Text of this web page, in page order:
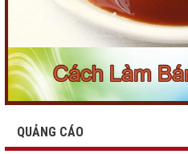
QUẢNG CÁO